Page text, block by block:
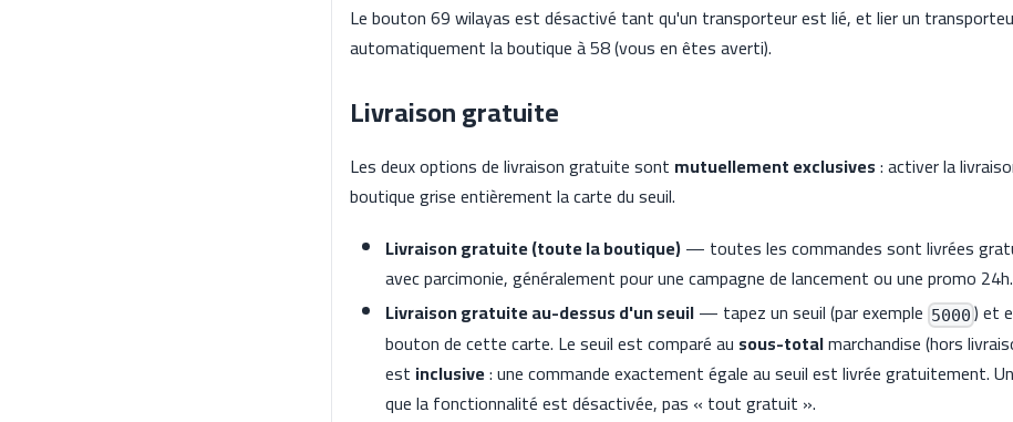
Le bouton 69 wilayas est désactivé tant qu'un transporteur est lié, et lier un
automatiquement la boutique à 58 (vous en êtes averti).
Livraison gratuite
Les deux options de livraison gratuite sont mutuellement exclusives: activer la
boutique grise entièrement la carte du seuil.
Livraison gratuite (toute la boutique)— toutes les commandes sont livrées
avec parcimonie, généralement pour une campagne de lancement ou une promo 24h.
Livraison gratuite au-dessus d'un seuil— tapez un seuil (par exemple 5000 ) et
bouton de cette carte. Le seuil est comparé au sous-totalmarchandise (hors
est inclusive: une commande exactement égale au seuil est livrée gratuitement.
que la fonctionnalité est désactivée, pas « tout gratuit ».